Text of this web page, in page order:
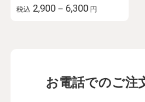
税込 2,900－6,300 円
お電話でのご注